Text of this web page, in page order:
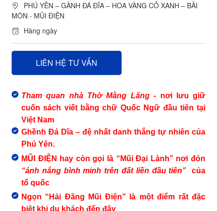
PHÚ YÊN – GÀNH ĐÁ ĐĨA – HOA VÀNG CỎ XANH – BÃI
MÔN - MŨI ĐIỆN
Hàng ngày
LIÊN HỆ TƯ VẤN
Tham quan nhà Thờ Mằng Lăng - nơi lưu giữ
cuốn sách viết bằng chữ Quốc Ngữ đầu tiên tại
Việt Nam
Ghềnh Đá Dĩa – đệ nhất danh thắng tự nhiên của
Phú Yên.
MŨI ĐIỆN hay còn gọi là “Mũi Đại Lành” nơi đón
“ánh nắng bình minh trên đất liền đầu tiên” của
tổ quốc
Ngọn “Hải Đăng Mũi Điện” là một điểm rất đặc
biệt khi du khách đến đây